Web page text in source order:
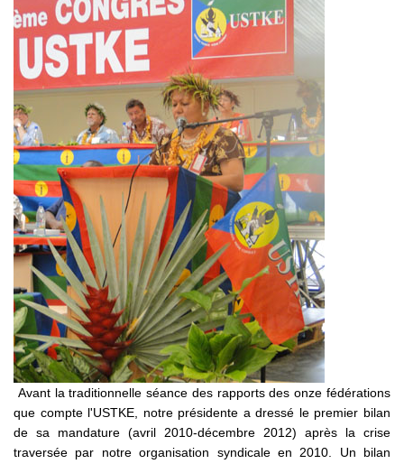
Avant la traditionnelle séance des rapports des onze fédérations
que compte l'USTKE, notre présidente a dressé le premier bilan
de sa mandature (avril 2010-décembre 2012) après la crise
traversée par notre organisation syndicale en 2010. Un bilan